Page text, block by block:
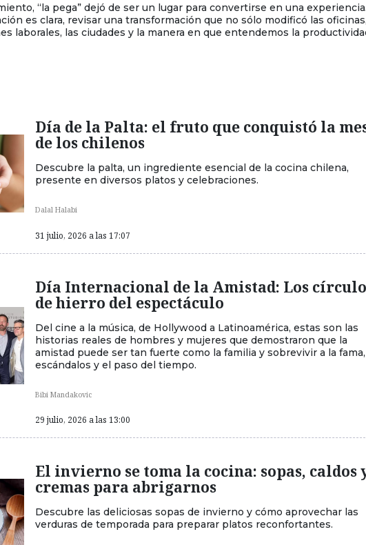
“la pega” dejó de ser un lugar para convertirse en una experiencia.
es clara, revisar una transformación que no sólo modificó las oficinas,
laborales, las ciudades y la manera en que entendemos la
Día de la Palta: el fruto que conquistó la
de los chilenos
Descubre la palta, un ingrediente esencial de la cocina chilena,
presente en diversos platos y celebraciones.
Dalal Halabi
31 julio, 2026 a las 17:07
Día Internacional de la Amistad: Los
de hierro del espectáculo
Del cine a la música, de Hollywood a Latinoamérica, estas son las
historias reales de hombres y mujeres que demostraron que la
amistad puede ser tan fuerte como la familia y sobrevivir a la
escándalos y el paso del tiempo.
Bibi Mandakovic
29 julio, 2026 a las 13:00
El invierno se toma la cocina: sopas, caldos
cremas para abrigarnos
Descubre las deliciosas sopas de invierno y cómo aprovechar las
verduras de temporada para preparar platos reconfortantes.